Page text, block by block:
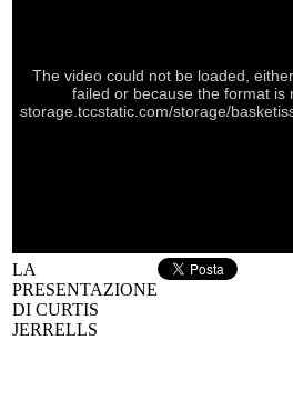
The video could not be loaded,
failed or because the format is
storage.tccstatic.com/storage/
LA
PRESENTAZIONE
DI CURTIS
JERRELLS